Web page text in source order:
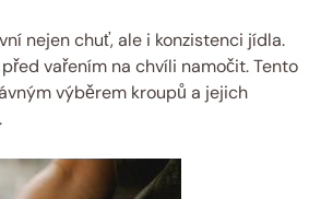
nejen chuť, ale i konzistenci jídla.
vařením na chvíli namočit. Tento
výběrem kroupů a jejich